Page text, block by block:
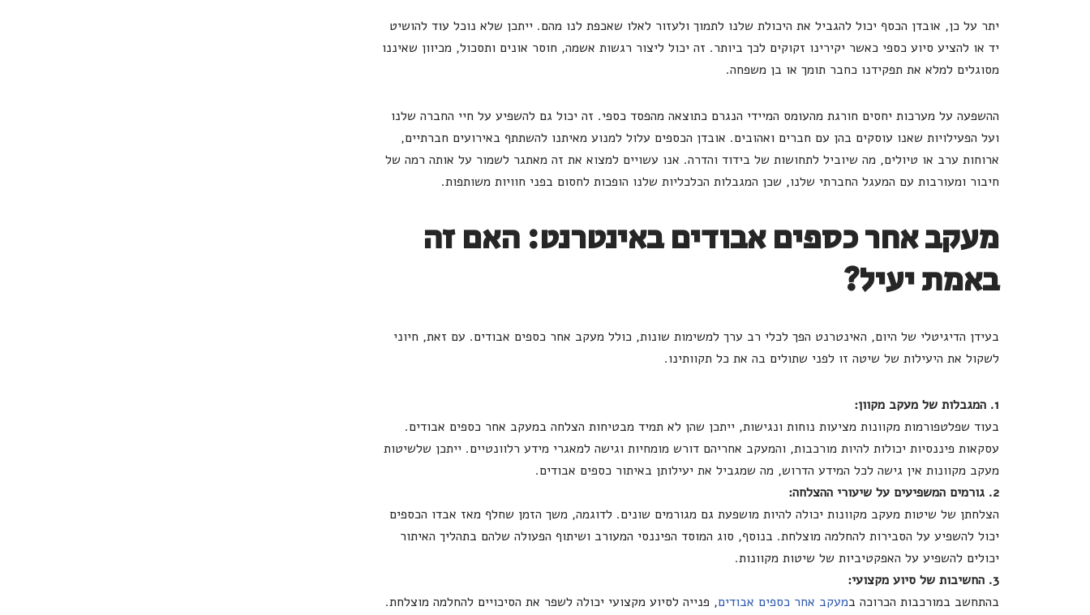
יתר על כן, אובדן הכסף יכול להגביל את היכולת שלנו לתמוך ולעזור לאלו שאכפת לנו מהם. ייתכן שלא נוכל עוד להושיט
יד או להציע סיוע כספי כאשר יקירינו זקוקים לכך ביותר. זה יכול ליצור רגשות אשמה, חוסר אונים ותסכול, מכיוון שאיננו
מסוגלים למלא את תפקידנו כחבר תומך או בן משפחה.
ההשפעה על מערכות יחסים חורגת מהעומס המיידי הנגרם כתוצאה מהפסד כספי. זה יכול גם להשפיע על חיי החברה שלנו
ועל הפעילויות שאנו עוסקים בהן עם חברים ואהובים. אובדן הכספים עלול למנוע מאיתנו להשתתף באירועים חברתיים,
ארוחות ערב או טיולים, מה שיוביל לתחושות של בידוד והדרה. אנו עשויים למצוא את זה מאתגר לשמור על אותה רמה של
חיבור ומעורבות עם המעגל החברתי שלנו, שכן המגבלות הכלכליות שלנו הופכות לחסום בפני חוויות משותפות.
מעקב אחר כספים אבודים באינטרנט: האם זה
באמת יעיל?
בעידן הדיגיטלי של היום, האינטרנט הפך לכלי רב ערך למשימות שונות, כולל מעקב אחר כספים אבודים. עם זאת, חיוני
לשקול את היעילות של שיטה זו לפני שתולים בה את כל תקוותינו.
1. המגבלות של מעקב מקוון:
בעוד שפלטפורמות מקוונות מציעות נוחות ונגישות, ייתכן שהן לא תמיד מבטיחות הצלחה במעקב אחר כספים אבודים.
עסקאות פיננסיות יכולות להיות מורכבות, והמעקב אחריהם דורש מומחיות וגישה למאגרי מידע רלוונטיים. ייתכן שלשיטות
מעקב מקוונות אין גישה לכל המידע הדרוש, מה שמגביל את יעילותן באיתור כספים אבודים.
2. גורמים המשפיעים על שיעורי ההצלחה:
הצלחתן של שיטות מעקב מקוונות יכולה להיות מושפעת גם מגורמים שונים. לדוגמה, משך הזמן שחלף מאז אבדו הכספים
יכול להשפיע על הסבירות להחלמה מוצלחת. בנוסף, סוג המוסד הפיננסי המעורב ושיתוף הפעולה שלהם בתהליך האיתור
יכולים להשפיע על האפקטיביות של שיטות מקוונות.
3. החשיבות של סיוע מקצועי:
בהתחשב במורכבות הכרוכה במעקב אחר כספים אבודים, פנייה לסיוע מקצועי יכולה לשפר את הסיכויים להחלמה מוצלחת.